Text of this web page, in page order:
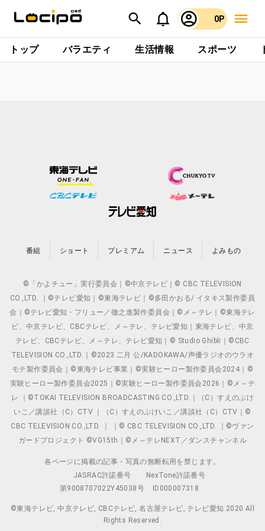
0P
トップ バラエティ 生活情報 スポーツ
番組 ショート プレミアム ニュース よみもの
©「かよチュー」実行委員会｜©中京テレビ｜© CBC TELEVISION
CO.,LTD. ｜©テレビ愛知｜©東海テレビ｜©多田かおる/ イタキス製作委員
会｜©テレビ愛知・フリュー／徹之進製作委員会｜©メ～テレ｜©東海テレ
ビ、中京テレビ、CBCテレビ、メ～テレ、テレビ愛知｜東海テレビ、中京
テレビ、CBCテレビ、メ～テレ、テレビ愛知｜© Studio Ghibli｜©CBC
TELEVISION CO.,LTD.｜©2023 二月 公/KADOKAWA/声優ラジオのウラオ
モテ製作委員会｜©東海テレビ事業｜©実験ヒーロー製作委員会2024｜©
実験ヒーロー製作委員会2025｜©実験ヒーロー製作委員会2026｜©メ～テ
レ ｜©TOKAI TELEVISION BROADCASTING CO.,LTD.｜（C）すえのぶけ
いこ／講談社（C）CTV ｜（C）すえのぶけいこ／講談社（C）CTV｜©
CBC TELEVISION CO.,LTD. ｜ ｜© CBC TELEVISION CO.,LTD. ｜©ヴァン
ガードプロジェクト ©VG15th｜©メ～テレNEXT／ダンスチャンネル
各ページに掲載の記事・写真の無断転用を禁じます。
JASRAC許諾番号
NexTone許諾番号
第9008707022Y45038号
ID000007318
©東海テレビ, 中京テレビ, CBCテレビ, 名古屋テレビ, テレビ愛知 2020 All
Rights Reserved.